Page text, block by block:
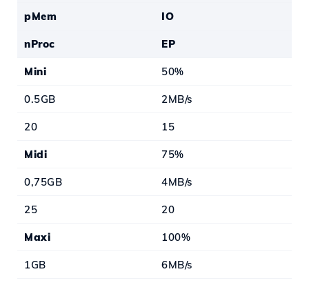
pMem IO
nProc EP
Mini 50%
0.5GB 2MB/s
20 15
Midi 75%
0,75GB 4MB/s
25 20
Maxi 100%
1GB 6MB/s